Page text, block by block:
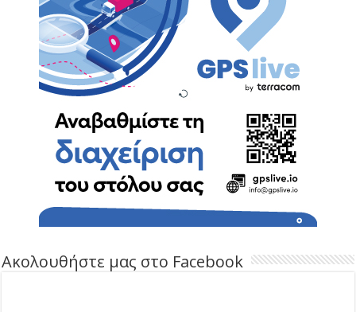
Ακολουθήστε μας στο Facebook